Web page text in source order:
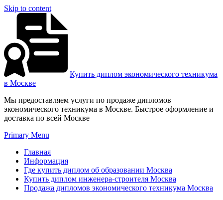
Skip to content
Купить диплом экономического техникума
в Москве
Мы предоставляем услуги по продаже дипломов
экономического техникума в Москве. Быстрое оформление и
доставка по всей Москве
Primary Menu
Главная
Информация
Где купить диплом об образовании Москва
Купить диплом инженера-строителя Москва
Продажа дипломов экономического техникума Москва